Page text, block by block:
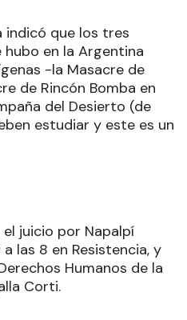
indicó que los tres
en la Argentina
-la Masacre de
de Rincón Bomba en
del Desierto (de
estudiar y este es un
juicio por Napalpí
las 8 en Resistencia, y
Humanos de la
Corti.